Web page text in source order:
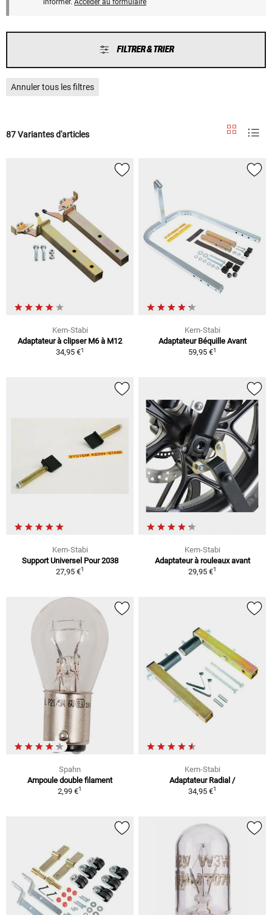
informer. Accéder au formulaire
FILTRER & TRIER
Annuler tous les filtres
87 Variantes d'articles
Kern-Stabi
Adaptateur à clipser M6 à M12
34,95 €1
Kern-Stabi
Adaptateur Béquille Avant
59,95 €1
Kern-Stabi
Support Universel Pour 2038
27,95 €1
Kern-Stabi
Adaptateur à rouleaux avant
29,95 €1
Spahn
Ampoule double filament
2,99 €1
Kern-Stabi
Adaptateur Radial /
34,95 €1